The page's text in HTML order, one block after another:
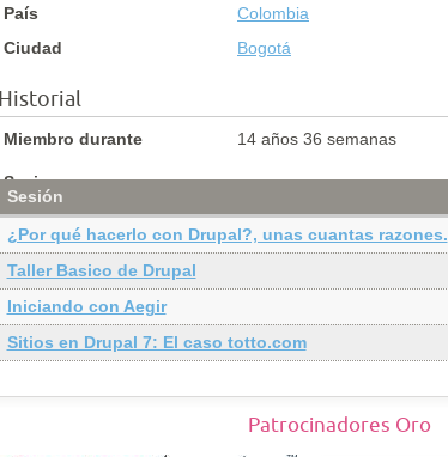
País
Colombia
Ciudad
Bogotá
Historial
Miembro durante 14 años 36 semanas
Sesiones
Sesión
¿Por qué hacerlo con Drupal?, unas cuantas razones.
Taller Basico de Drupal
Iniciando con Aegir
Sitios en Drupal 7: El caso totto.com
Patrocinadores Oro